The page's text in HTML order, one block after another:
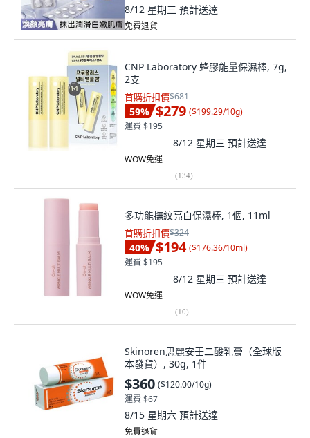
8/12 星期三 預計送達
免費退貨
CNP Laboratory 蜂膠能量保濕棒, 7g,
2支
首購折扣價$681
59% $279 ($199.29/10g)
運費 $195
8/12 星期三 預計送達
WOW免運
(134)
多功能撫紋亮白保濕棒, 1個, 11ml
首購折扣價$324
40% $194 ($176.36/10ml)
運費 $195
8/12 星期三 預計送達
WOW免運
(10)
Skinoren思麗安壬二酸乳膏（全球版
本發貨）, 30g, 1件
$360 ($120.00/10g)
運費 $67
8/15 星期六 預計送達
免費退貨